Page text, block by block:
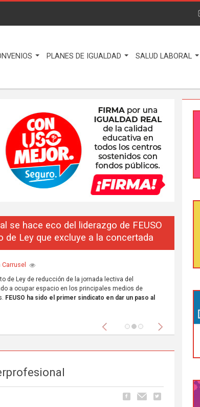
PLANES DE IGUALDAD SALUD LABORAL
se hace eco del liderazgo de FEUSO
de Ley que excluye a la concertada
Carrusel
de Ley de reducción de la jornada lectiva del
a ocupar espacio en los principales medios de
FEUSO ha sido el primer sindicato en dar un paso al
Anterior Siguiente